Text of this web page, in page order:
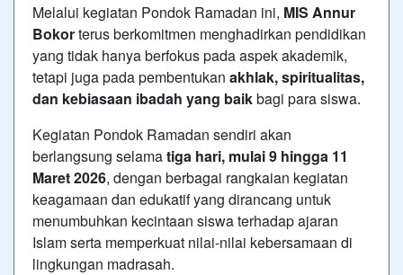
Melalui kegiatan Pondok Ramadan ini, MIS Annur
Bokorterus berkomitmen menghadirkan pendidikan
yang tidak hanya berfokus pada aspek akademik,
tetapi juga pada pembentukan akhlak, spiritualitas,
dan kebiasaan ibadah yang baikbagi para siswa.
Kegiatan Pondok Ramadan sendiri akan
berlangsung selamatiga hari, mulai 9 hingga 11
Maret 2026, dengan berbagai rangkaian kegiatan
keagamaan dan edukatif yang dirancang untuk
menumbuhkan kecintaan siswa terhadap ajaran
Islam serta memperkuat nilai-nilai kebersamaan di
lingkungan madrasah.